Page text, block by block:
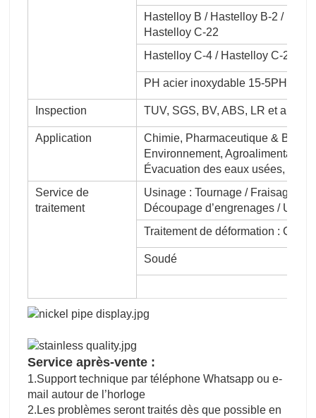
Hastelloy B / Hastelloy B-2 /
Hastelloy C-22
Hastelloy C-4 / Hastelloy C-2000
PH acier inoxydable 15-5PH / 17-
Inspection TUV, SGS, BV, ABS, LR et ainsi
Application
Chimie, Pharmaceutique & Bio-
Environnement, Agroalimentaire,
Évacuation des eaux usées,
Service de
traitement
Usinage : Tournage / Fraisage /
Découpage d’engrenages /
Traitement de déformation :
Soudé
Service après-vente :
1.Support technique par téléphone Whatsapp ou e-
mail autour de l’horloge
2.Les problèmes seront traités dès que possible en